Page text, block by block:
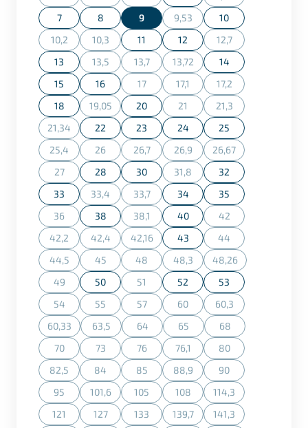
(Diese Option ist zurzeit nicht verfügbar.)
(Diese Option ist zurzeit nicht verfügbar.)
(Diese Option ist zurzeit nicht verfügbar.)
(Diese Option ist
7 8 9 9,53
(Diese Option ist zurzeit nicht
10
10,2
(Diese Option ist zurzeit nicht verfügbar.)
10,3
(Diese Option ist zurzeit nicht verfügbar.)
11 12 12,7
(Diese Option ist
13 13,5
(Diese Option ist zurzeit nicht verfügbar.)
13,7
(Diese Option ist zurzeit nicht verfügbar.)
13,72
(Diese Option ist zurzeit nicht
14
15
16 17
(Diese Option ist zurzeit nicht verfügbar.)
17,1
(Diese Option ist zurzeit nicht
17,2
(Diese Option ist
18 19,05
(Diese Option ist zurzeit nicht verfügbar.)
20 21
(Diese Option ist zurzeit nicht
21,3
(Diese Option ist
21,34
(Diese Option ist zurzeit nicht verfügbar.)
22 23 24
25
25,4
(Diese Option ist zurzeit nicht verfügbar.)
26
(Diese Option ist zurzeit nicht verfügbar.)
26,7
(Diese Option ist zurzeit nicht verfügbar.)
26,9
(Diese Option ist zurzeit nicht
26,67
(Diese Option ist
27
(Diese Option ist zurzeit nicht verfügbar.)
28 30 31,8
(Diese Option ist zurzeit nicht
32
33
33,4
(Diese Option ist zurzeit nicht verfügbar.)
33,7
(Diese Option ist zurzeit nicht verfügbar.)
34
35
36
(Diese Option ist zurzeit nicht verfügbar.)
38 38,1
(Diese Option ist zurzeit nicht verfügbar.)
40 42
(Diese Option ist
42,2
(Diese Option ist zurzeit nicht verfügbar.)
42,4
(Diese Option ist zurzeit nicht verfügbar.)
42,16
(Diese Option ist zurzeit nicht verfügbar.)
43 44
(Diese Option ist
44,5
(Diese Option ist zurzeit nicht verfügbar.)
45
(Diese Option ist zurzeit nicht verfügbar.)
48
(Diese Option ist zurzeit nicht verfügbar.)
48,3
(Diese Option ist zurzeit nicht
48,26
(Diese Option ist
49
(Diese Option ist zurzeit nicht verfügbar.)
50 51
(Diese Option ist zurzeit nicht verfügbar.)
52
53
54
(Diese Option ist zurzeit nicht verfügbar.)
55
(Diese Option ist zurzeit nicht verfügbar.)
57
(Diese Option ist zurzeit nicht verfügbar.)
60
(Diese Option ist zurzeit nicht
60,3
(Diese Option ist
60,33
(Diese Option ist zurzeit nicht verfügbar.)
63,5
(Diese Option ist zurzeit nicht verfügbar.)
64
(Diese Option ist zurzeit nicht verfügbar.)
65
(Diese Option ist zurzeit nicht
68
(Diese Option ist
70
(Diese Option ist zurzeit nicht verfügbar.)
73
(Diese Option ist zurzeit nicht verfügbar.)
76
(Diese Option ist zurzeit nicht verfügbar.)
76,1
(Diese Option ist zurzeit nicht
80
(Diese Option ist
82,5
(Diese Option ist zurzeit nicht verfügbar.)
84
(Diese Option ist zurzeit nicht verfügbar.)
85
(Diese Option ist zurzeit nicht verfügbar.)
88,9
(Diese Option ist zurzeit nicht
90
(Diese Option ist
95
(Diese Option ist zurzeit nicht verfügbar.)
101,6
(Diese Option ist zurzeit nicht verfügbar.)
105
(Diese Option ist zurzeit nicht verfügbar.)
108
(Diese Option ist zurzeit nicht
114,3
(Diese Option ist
121
(Diese Option ist zurzeit nicht verfügbar.)
127
(Diese Option ist zurzeit nicht verfügbar.)
133
(Diese Option ist zurzeit nicht verfügbar.)
139,7
(Diese Option ist zurzeit nicht
141,3
(Diese Option ist